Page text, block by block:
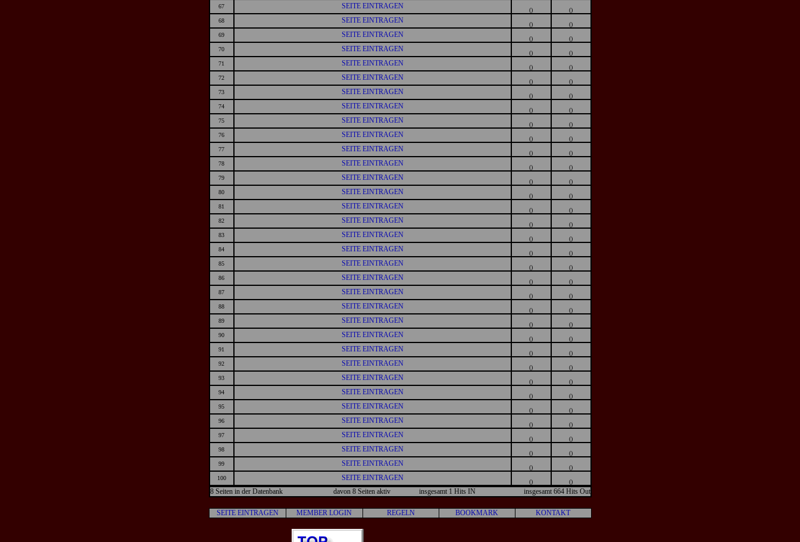
67
SEITE EINTRAGEN ()
()
68
SEITE EINTRAGEN ()
()
69
SEITE EINTRAGEN ()
()
70
SEITE EINTRAGEN ()
()
71
SEITE EINTRAGEN ()
()
72
SEITE EINTRAGEN ()
()
73
SEITE EINTRAGEN ()
()
74
SEITE EINTRAGEN ()
()
75
SEITE EINTRAGEN ()
()
76
SEITE EINTRAGEN ()
()
77
SEITE EINTRAGEN ()
()
78
SEITE EINTRAGEN ()
()
79
SEITE EINTRAGEN ()
()
80
SEITE EINTRAGEN ()
()
81
SEITE EINTRAGEN ()
()
82
SEITE EINTRAGEN ()
()
83
SEITE EINTRAGEN ()
()
84
SEITE EINTRAGEN ()
()
85
SEITE EINTRAGEN ()
()
86
SEITE EINTRAGEN ()
()
87
SEITE EINTRAGEN ()
()
88
SEITE EINTRAGEN ()
()
89
SEITE EINTRAGEN ()
()
90
SEITE EINTRAGEN ()
()
91
SEITE EINTRAGEN ()
()
92
SEITE EINTRAGEN ()
()
93
SEITE EINTRAGEN ()
()
94
SEITE EINTRAGEN ()
()
95
SEITE EINTRAGEN ()
()
96
SEITE EINTRAGEN ()
()
97
SEITE EINTRAGEN ()
()
98
SEITE EINTRAGEN ()
()
99
SEITE EINTRAGEN ()
()
100
SEITE EINTRAGEN () ()
8 Seiten in der Datenbank davon 8 Seiten aktiv insgesamt 1 Hits IN insgesamt 664 Hits Out
SEITE EINTRAGEN MEMBER LOGIN REGELN BOOKMARK KONTAKT